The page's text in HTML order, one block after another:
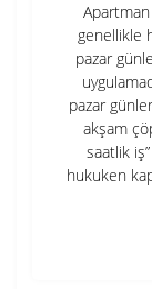
Apartman
genellikle
pazar
pazar
akşam
saatlik
hukuken